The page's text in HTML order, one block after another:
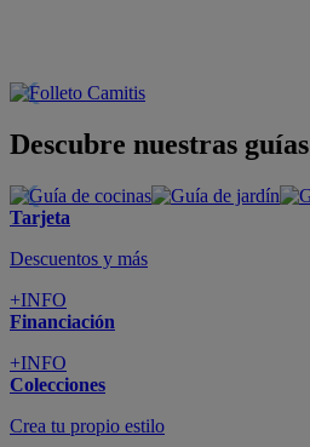
Descubre nuestras guías
Tarjeta
Descuentos y más
+INFO
Financiación
+INFO
Colecciones
Crea tu propio estilo